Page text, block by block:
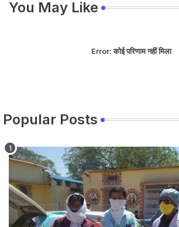
You May Like
Error:कोई परिणाम नहीं मिला
Popular Posts